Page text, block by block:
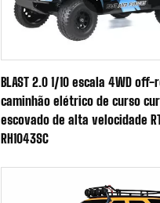
BLAST 2.0 1/10 escala 4WD off-
caminhão elétrico de curso
escovado de alta velocidade
RH1043SC